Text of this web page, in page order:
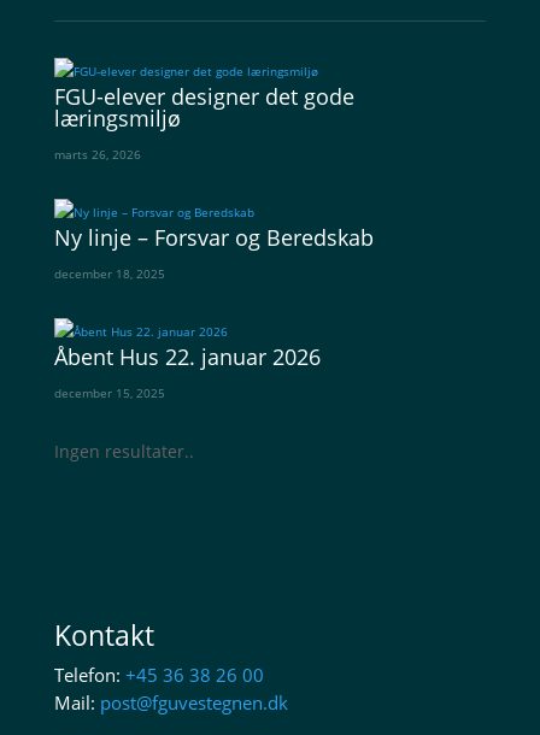
FGU-elever designer det gode
læringsmiljø
marts 26, 2026
Ny linje – Forsvar og Beredskab
december 18, 2025
Åbent Hus 22. januar 2026
december 15, 2025
Ingen resultater..
Kontakt
Telefon: +45 36 38 26 00
Mail: post@fguvestegnen.dk